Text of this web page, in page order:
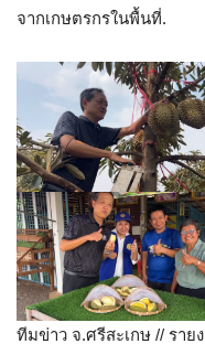
จากเกษตรกรในพื้นที่.
ทีมข่าว จ.ศรีสะเกษ // ราย